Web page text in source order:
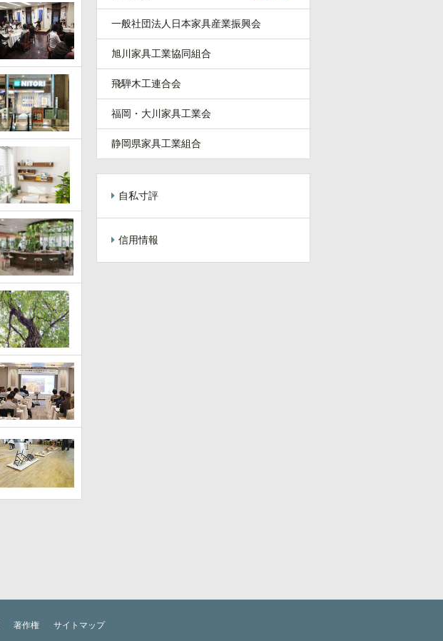
一般社団法人日本家具産業振興会
旭川家具工業協同組合
飛騨木工連合会
福岡・大川家具工業会
静岡県家具工業組合
自私寸評
信用情報
著作権 サイトマップ